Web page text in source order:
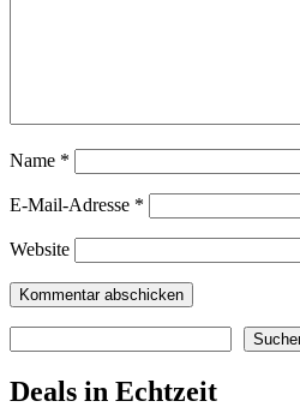
Name *
E-Mail-Adresse *
Website
Deals in Echtzeit